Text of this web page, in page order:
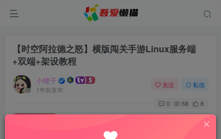
【时空阿拉德之怒】横版闯关手游Linux服务端
+双端+架设教程
小狸子
1年前发布
关注 私信
0 68 8